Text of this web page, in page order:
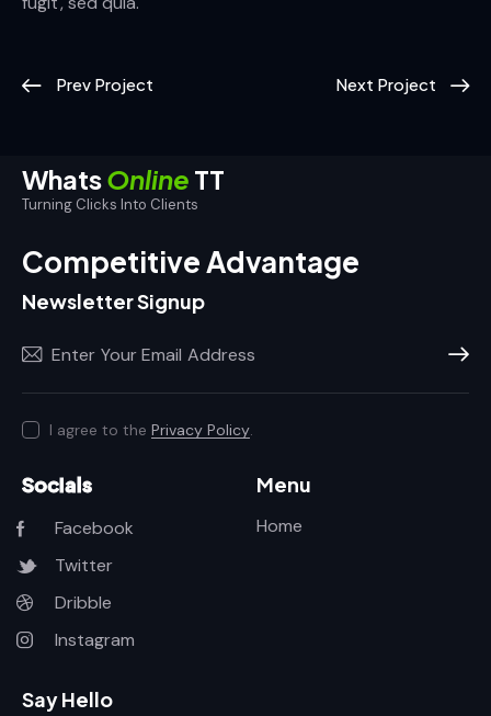
Prev Project Next Project
WhatsOnline TT
Turning Clicks Into Clients
Competitive Advantage
Newsletter Signup
I agree to the Privacy Policy.
Socials
Facebook
Twitter
Dribble
Instagram
Menu
Home
Say Hello